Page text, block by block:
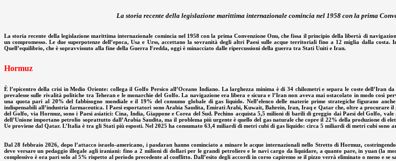
La storia recente della legislazione marittima internazionale comincia nel 1958 con la prima
La storia recente della legislazione marittima internazionale comincia nel 1958 con la prima Convenzione Onu, che fissa il principio della libertà di
un compromesso. Le due superpotenze dell’epoca, Usa e Urss, accettano la sovranità degli altri Paesi sulle acque territoriali fino a 12 miglia dalla
Quell’equilibrio, che è sopravvissuto alla fine della Guerra Fredda, oggi è minacciato dalle ripercussioni della guerra tra Stati Uniti e Iran.
Hormuz
È l’epicentro della crisi in Medio Oriente: collega il Golfo Persico all’Oceano Indiano. La larghezza minima è di 34 chilometri e separa le coste dell’Iran
prevalesse sulle rivalità politiche tra Teheran e le monarchie del Golfo. La navigazione era libera e sicura e l’Iran non aveva mai ostacolato in modo
una quota pari al 20% del fabbisogno mondiale e il 19% del consumo globale di gas liquido. Nell’elenco delle materie prime strategiche figurano
indispensabili all’industria farmaceutica. I Paesi esportatori sono Arabia Saudita, Emirati Arabi, Kuwait, Bahrein, Iran, Iraq e Qatar che, oltre a procurare
del Golfo, via Hormuz, sono i Paesi asiatici: Cina, India, Giappone e Corea del Sud. Pechino acquista 5,5 milioni di barili di greggio dai Paesi del Golfo,
dell’Unione importano petrolio soprattutto dall’Arabia Saudita, ma il problema più urgente è quello del gas naturale che copre il 22% della produzione di
Ue proviene dal Qatar. L’Italia è tra gli Stati più esposti. Nel 2025 ha consumato 63,4 miliardi di metri cubi di gas liquido: circa 5 miliardi di metri cubi
Dal 28 febbraio 2026, dopo l’attacco israelo-americano, i pasdaran hanno cominciato a minare le acque internazionali nello Stretto di Hormuz,
deve versare un pedaggio illegale agli iraniani: fino a 2 milioni di dollari per le grandi petroliere e le navi cargo da liquidare, a quanto pare, in yuan (la
complessivo è ora pari solo al 5% rispetto al periodo precedente al conflitto. Dall’esito degli accordi in corso capiremo se il pizzo verrà eliminato o meno e